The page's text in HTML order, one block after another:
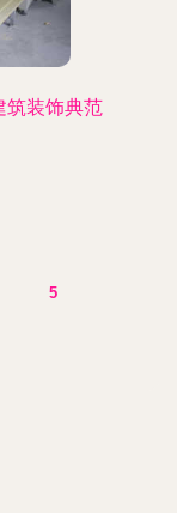
筑装饰典范
5